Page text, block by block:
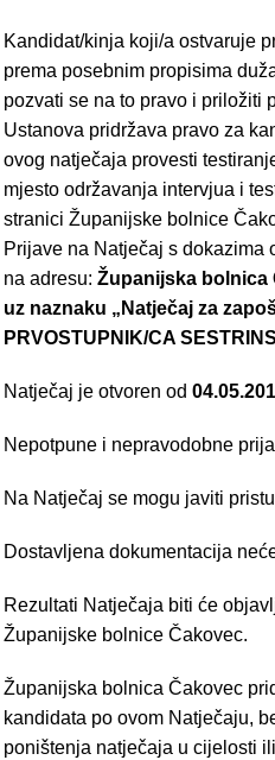
Kandidat/kinja koji/a ostvaruje
prema posebnim propisima
pozvati se na to pravo i priložiti
Ustanova pridržava pravo za
ovog natječaja provesti
mjesto održavanja intervjua i
stranici Županijske bolnice
Prijave na Natječaj s dokazima
na adresu: Županijska bolnica
uz naznaku „Natječaj za
PRVOSTUPNIK/CA
Natječaj je otvoren od
Nepotpune i nepravodobne
Na Natječaj se mogu javiti
Dostavljena dokumentacija
Rezultati Natječaja biti će
Županijske bolnice Čakovec.
Županijska bolnica Čakovec
kandidata po ovom Natječaju,
poništenja natječaja u cijelosti